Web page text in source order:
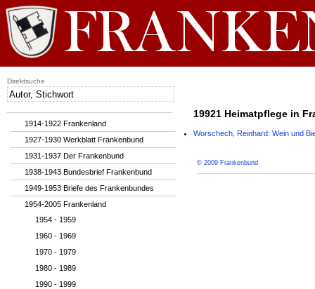
19921 Heimatpflege in
Worschech, Reinhard: Wein und
© 2009 Frankenbund
1914-1922 Frankenland
1927-1930 Werkblatt Frankenbund
1931-1937 Der Frankenbund
1938-1943 Bundesbrief Frankenbund
1949-1953 Briefe des Frankenbundes
1954-2005 Frankenland
1954 - 1959
1960 - 1969
1970 - 1979
1980 - 1989
1990 - 1999
Direktsuche